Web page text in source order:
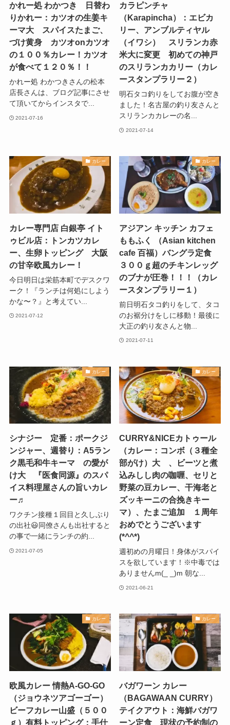
かれー処 わかつき 日替わ
りかれー：カツオの生姜キ
ーマ大 スパイスたまご、
づけ黄身 カツオonカツオ
の１００％カレー！カツオ
が食べて１２０％！！
かれー処 わかつきさんの松本
店長さんは、ブログ記事にさせ
て頂いてからインスタで...
2021-07-16
カラピンチャ
（Karapincha）：エビカ
リー、アンブルティヤル
（イワシ） スリランカ赤
米大に変更 初めての神戸
のスリランカカリー（カレ
ースタンプラリー２）
明石タコ釣りをしてお腹が空き
ました！名古屋の釣り友さんと
スリランカカレーの名...
2021-07-14
カレー
カレー専門店 白銀亭 イト
ゥビル店：トンカツカレ
ー、生卵トッピング 大阪
の甘辛欧風カレー！
今日明日は栄筋本町でデスクワ
ーク！『ランチは何処にしよう
かな〜？』と考えてい...
2021-07-12
カレー
アジアン キッチン カフェ
ももふく （Asian kitchen
cafe 百福）バングラ定食
３００ｇ超のチキンレッグ
のブナが圧巻！！！（カレ
ースタンプラリー１）
前日明石タコ釣りをして、タコ
のお裾分けをしに移動！最後に
大正の釣り友さんと物...
2021-07-11
カレー
シナジー 定番：ポークジ
ンジャー、週替り：A5ラン
ク黒毛和牛キーマ の愛が
け大 『医食同源』のスパ
イス料理屋さんの旨いカレ
ー♬
ワクチン接種１回目と久しぶり
の出社😃同僚さんも出社すると
の事で一緒にランチの約...
2021-07-05
カレー
CURRY&NICEカトゥール
（カレー：コンボ（３種全
部がけ）大 、ビーツと煮
込みしし肉の咖喱、セリと
野菜の豆カレー、干海老と
ズッキーニの合挽きキー
マ）、たまご追加 １周年
おめでとうございます
(*^^*)
週初めの月曜日！身体がスパイ
スを欲しています！※中毒では
ありませんm(_ _)m 朝な...
2021-06-21
カレー
欧風カレー 情熱A-GO-GO
（ジョウネツアゴーゴー）
ビーフカレー山盛（５００
ｇ）有料トッピング：手仕
カレー
バガワーン カレー
（BAGAWAAN CURRY）
テイクアウト：海鮮バガワ
ーン定食 現状の予約制の